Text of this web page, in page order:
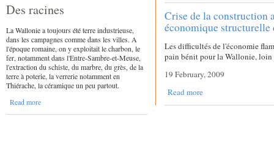
Des racines
La Wallonie a toujours été terre industrieuse,
dans les campagnes comme dans les villes. A
l'époque romaine, on y exploitait le charbon, le
fer, notamment dans l'Entre-Sambre-et-Meuse,
l'extraction du schiste, du marbre, du grès, de la
terre à poterie, la verrerie notamment en
Thiérache, la céramique un peu partout.
Read more
Crise de la construction
économique structurelle
Les difficultés de l'économie
pain bénit pour la Wallonie, loin
19 February, 2009
Read more